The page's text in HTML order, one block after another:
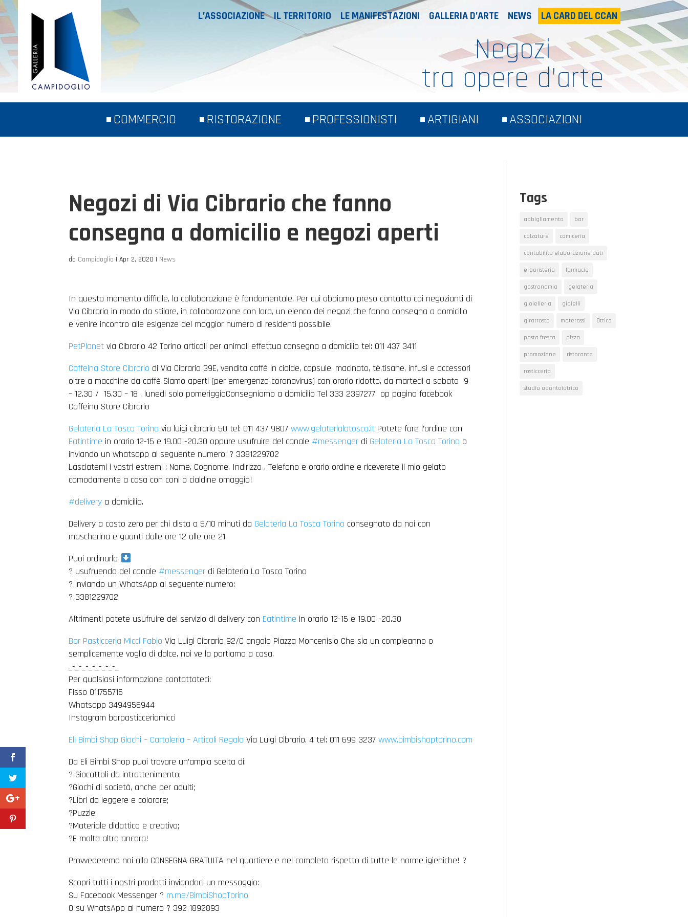
L’ASSOCIAZIONE IL TERRITORIO LE MANIFESTAZIONI GALLERIA D’ARTE NEWS LA CARD DEL CCAN
Negozi
tra opere d’arte
COMMERCIO RISTORAZIONE PROFESSIONISTI ARTIGIANI ASSOCIAZIONI
Negozi di Via Cibrario che fanno
consegna a domicilio e negozi aperti
da Campidoglio |Apr 2, 2020 | News
In questo momento difficile, la collaborazione è fondamentale. Per cui abbiamo preso contatto coi negozianti di
Via Cibrario in modo da stilare, in collaborazione con loro, un elenco dei negozi che fanno consegna a domicilio
e venire incontro alle esigenze del maggior numero di residenti possibile.
PetPlanet via Cibrario 42 Torino articoli per animali effettua consegna a domicilio tel: 011 437 3411
Caffeina Store Cibrario di Via Cibrario 39E, vendita caffè in cialde, capsule, macinato, tè,tisane, infusi e accessori
oltre a macchine da caffè Siamo aperti (per emergenza coronavirus) con orario ridotto, da martedi a sabato 9
– 12,30 / 15,30 – 18 , lunedi solo pomeriggioConsegniamo a domicilio Tel 333 2397277 op pagina facebook
Caffeina Store Cibrario
Gelateria La Tosca Torino via luigi cibrario 50 tel: 011 437 9807www.gelaterialatosca.it Potete fare l’ordine con
Eatintime in orario 12-15 e 19.00 -20.30 oppure usufruire del canale #messenger di Gelateria La Tosca Torino o
inviando un whatsapp al seguente numero: ? 3381229702
Lasciatemi i vostri estremi : Nome, Cognome, Indirizzo , Telefono e orario ordine e riceverete il mio gelato
comodamente a casa con coni o cialdine omaggio!
#delivery a domicilio.
Delivery a costo zero per chi dista a 5/10 minuti da Gelateria La Tosca Torino consegnato da noi con
mascherina e guanti dalle ore 12 alle ore 21.
Puoi ordinarlo
? usufruendo del canale #messenger di Gelateria La Tosca Torino
? inviando un WhatsApp al seguente numero:
? 3381229702
Altrimenti potete usufruire del servizio di delivery con Eatintime in orario 12-15 e 19.00 -20.30
Bar Pasticceria Micci Fabio Via Luigi Cibrario 92/C angolo Piazza Moncenisio Che sia un compleanno o
semplicemente voglia di dolce, noi ve la portiamo a casa.
_-_-_-_-_-_-_-_
Per qualsiasi informazione contattateci:
Fisso 011755716
Whatsapp 3494956944
Instagram barpasticceriamicci
Eli Bimbi Shop Giochi – Cartoleria – Articoli Regalo Via Luigi Cibrario, 4 tel: 011 699 3237www.bimbishoptorino.com
Da Eli Bimbi Shop puoi trovare un’ampia scelta di:
? Giocattoli da intrattenimento;
?Giochi di società, anche per adulti;
?Libri da leggere e colorare;
?Puzzle;
?Materiale didattico e creativo;
?️E molto altro ancora!
Provvederemo noi alla CONSEGNA GRATUITA nel quartiere e nel completo rispetto di tutte le norme igieniche! ?
Scopri tutti i nostri prodotti inviandoci un messaggio:
Su Facebook Messenger ? m.me/BimbiShopTorino
O su WhatsApp al numero ? 392 1892893
Tags
abbigliamento bar
calzature camiceria
contabilità elaborazione dati
erboristeria farmacia
gastronomia gelateria
gioielleria gioielli
girarrosto materassi Ottica
pasta fresca pizza
promozione ristorante
rosticceria
studio odontoiatrico